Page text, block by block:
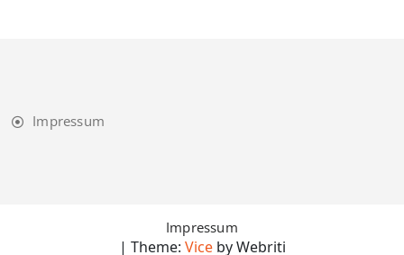
Impressum
Impressum
| Theme: Viceby Webriti